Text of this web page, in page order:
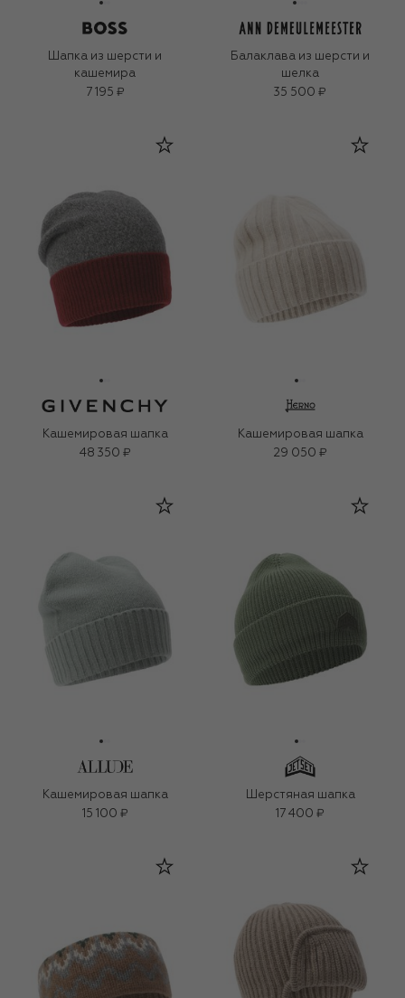
Шапка из шерсти и
кашемира
7 195 ₽
Балаклава из шерсти и
шелка
35 500 ₽
Кашемировая шапка
48 350 ₽
Кашемировая шапка
29 050 ₽
Кашемировая шапка
15 100 ₽
Шерстяная шапка
17 400 ₽